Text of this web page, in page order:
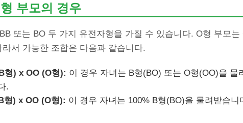
부모의 경우
또는 BO 두 가지 유전자형을 가질 수 있습니다. O형 부모
라서 가능한 조합은 다음과 같습니다.
형) x OO (O형): 이 경우 자녀는 B형(BO) 또는 O형(OO)을 물
.
형) x OO (O형): 이 경우 자녀는 100% B형(BO)을 물려받습니